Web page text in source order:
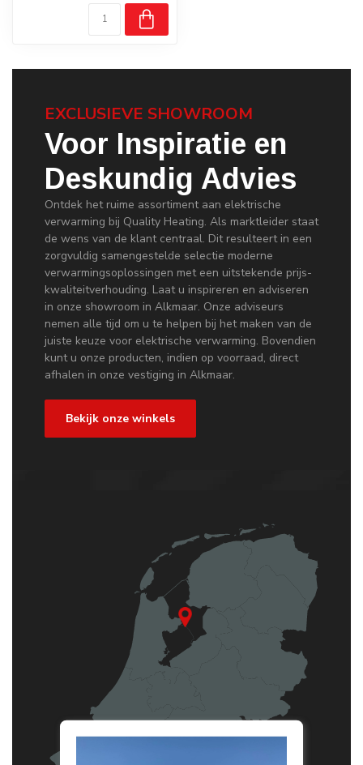
EXCLUSIEVE SHOWROOM
Voor Inspiratie en
Deskundig Advies
Ontdek het ruime assortiment aan elektrische
verwarming bij Quality Heating. Als marktleider staat
de wens van de klant centraal. Dit resulteert in een
zorgvuldig samengestelde selectie moderne
verwarmingsoplossingen met een uitstekende prijs-
kwaliteitverhouding. Laat u inspireren en adviseren
in onze showroom in Alkmaar. Onze adviseurs
nemen alle tijd om u te helpen bij het maken van de
juiste keuze voor elektrische verwarming. Bovendien
kunt u onze producten, indien op voorraad, direct
afhalen in onze vestiging in Alkmaar.
Bekijk onze winkels